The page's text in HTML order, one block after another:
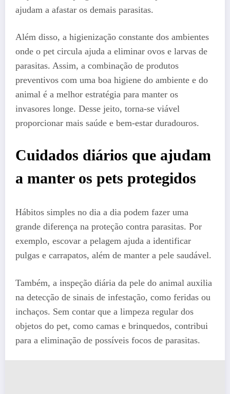
ajudam a afastar os demais parasitas.
Além disso, a higienização constante dos ambientes
onde o pet circula ajuda a eliminar ovos e larvas de
parasitas. Assim, a combinação de produtos
preventivos com uma boa higiene do ambiente e do
animal é a melhor estratégia para manter os
invasores longe. Desse jeito, torna-se viável
proporcionar mais saúde e bem-estar duradouros.
Cuidados diários que ajudam
a manter os pets protegidos
Hábitos simples no dia a dia podem fazer uma
grande diferença na proteção contra parasitas. Por
exemplo, escovar a pelagem ajuda a identificar
pulgas e carrapatos, além de manter a pele saudável.
Também, a inspeção diária da pele do animal auxilia
na detecção de sinais de infestação, como feridas ou
inchaços. Sem contar que a limpeza regular dos
objetos do pet, como camas e brinquedos, contribui
para a eliminação de possíveis focos de parasitas.